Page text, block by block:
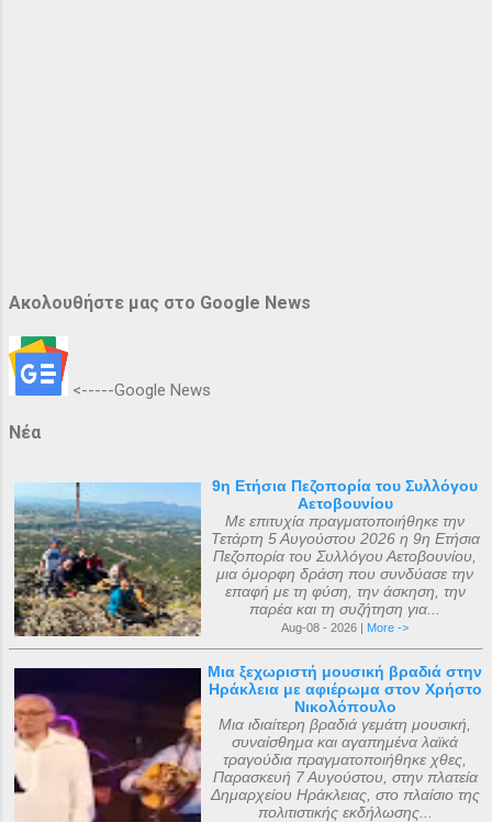
Ακολουθήστε μας στο Google News
<-----Google News
Νέα
9η Ετήσια Πεζοπορία του Συλλόγου
Αετοβουνίου
Με επιτυχία πραγματοποιήθηκε την
Τετάρτη 5 Αυγούστου 2026 η 9η Ετήσια
Πεζοπορία του Συλλόγου Αετοβουνίου,
μια όμορφη δράση που συνδύασε την
επαφή με τη φύση, την άσκηση, την
παρέα και τη συζήτηση για...
Aug-08 - 2026 | More ->
Μια ξεχωριστή μουσική βραδιά στην
Ηράκλεια με αφιέρωμα στον Χρήστο
Νικολόπουλο
Μια ιδιαίτερη βραδιά γεμάτη μουσική,
συναίσθημα και αγαπημένα λαϊκά
τραγούδια πραγματοποιήθηκε χθες,
Παρασκευή 7 Αυγούστου, στην πλατεία
Δημαρχείου Ηράκλειας, στο πλαίσιο της
πολιτιστικής εκδήλωσης...